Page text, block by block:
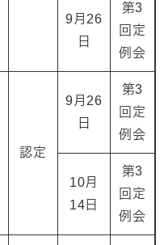
9月26
日
第3
回定
例会
認定
9月26
日
第3
回定
例会
10月
14日
第3
回定
例会